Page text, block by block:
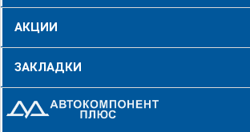
АКЦИИ
ЗАКЛАДКИ